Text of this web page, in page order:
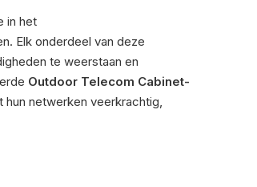
in het
Elk onderdeel van deze
te weerstaan ​​en
Outdoor Telecom Cabinet-
hun netwerken veerkrachtig,